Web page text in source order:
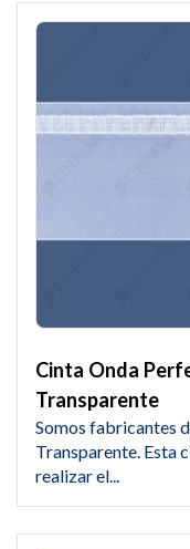
Cinta Onda
Transparente
Somos fabricantes
Transparente. Esta
realizar el...